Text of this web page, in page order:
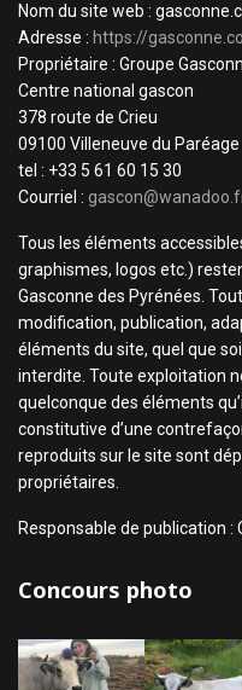
Nom du site web :
Adresse : https://
Propriétaire : Groupe
Centre national gascon
378 route de Crieu
09100 Villeneuve du Paréage
tel : +33 5 61 60 15 30
Courriel :
Tous les éléments
graphismes, logos etc.)
Gasconne des Pyrénées.
modification, publication,
éléments du site, quel que
interdite. Toute exploitation
quelconque des éléments
constitutive d’une
reproduits sur le site sont
propriétaires.
Responsable de publication
Concours photo